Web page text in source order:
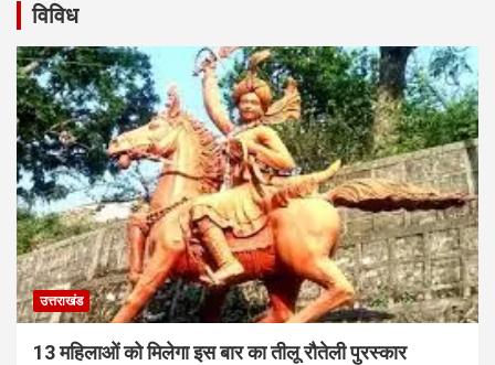
विविध
उत्तराखंड
13 महिलाओं को मिलेगा इस बार का तीलू रौतेली पुरस्कार